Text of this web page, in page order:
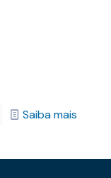
Saiba mais